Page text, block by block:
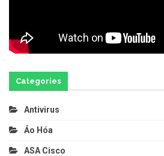
Categories
Antivirus
Ảo Hóa
ASA Cisco